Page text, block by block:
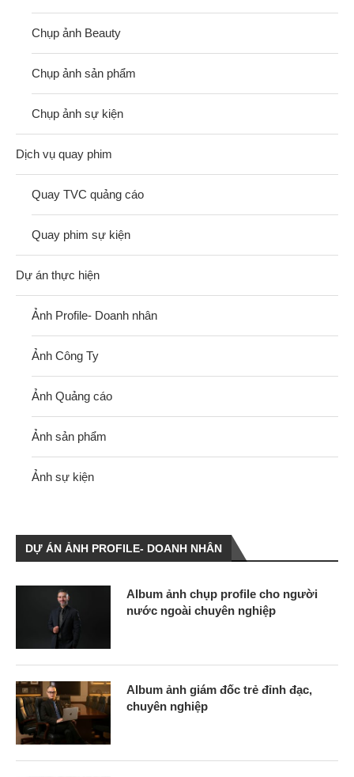
Chụp ảnh Beauty
Chụp ảnh sản phẩm
Chụp ảnh sự kiện
Dịch vụ quay phim
Quay TVC quảng cáo
Quay phim sự kiện
Dự án thực hiện
Ảnh Profile- Doanh nhân
Ảnh Công Ty
Ảnh Quảng cáo
Ảnh sản phẩm
Ảnh sự kiện
DỰ ÁN ẢNH PROFILE- DOANH NHÂN
Album ảnh chụp profile cho người
nước ngoài chuyên nghiệp
Album ảnh giám đốc trẻ đỉnh đạc,
chuyên nghiệp